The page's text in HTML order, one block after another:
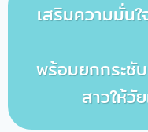
เสริมความมั่น
พร้อมยกกระชั
สาวให้วั